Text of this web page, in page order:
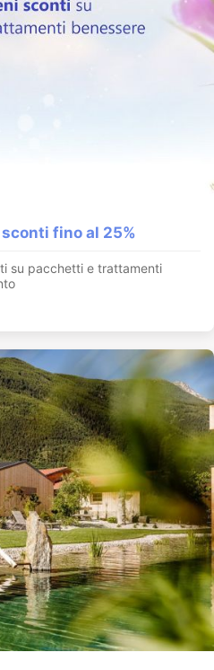
fino al 25%
su pacchetti e trattamenti